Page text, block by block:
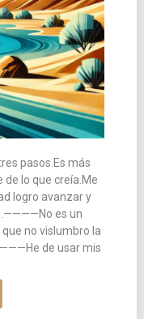
pasos.Es más
lo que creía.Me
logro avanzar y
es un
no vislumbro la
de usar mis